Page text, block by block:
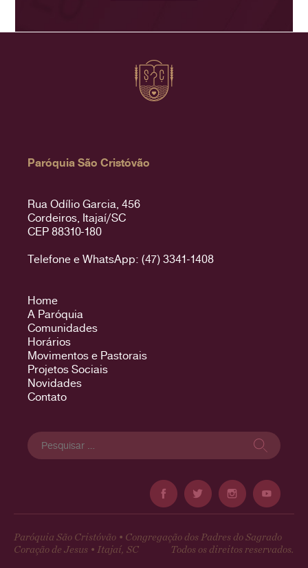
Paróquia São Cristóvão
Rua Odílio Garcia, 456
Cordeiros, Itajaí/SC
CEP 88310-180
Telefone e WhatsApp: (47) 3341-1408
Home
A Paróquia
Comunidades
Horários
Movimentos e Pastorais
Projetos Sociais
Novidades
Contato
Pesquisar
por:
Paróquia São Cristóvão • Congregação dos Padres do Sagrado
Coração de Jesus • Itajaí, SC
Todos os direitos reservados.